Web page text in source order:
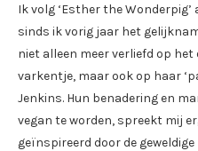
Ik volg ‘Esther the
sinds ik vorig jaar het
niet alleen meer verliefd op
varkentje, maar ook op haar
Jenkins. Hun benadering en
vegan te worden, spreekt mij
geïnspireerd door de